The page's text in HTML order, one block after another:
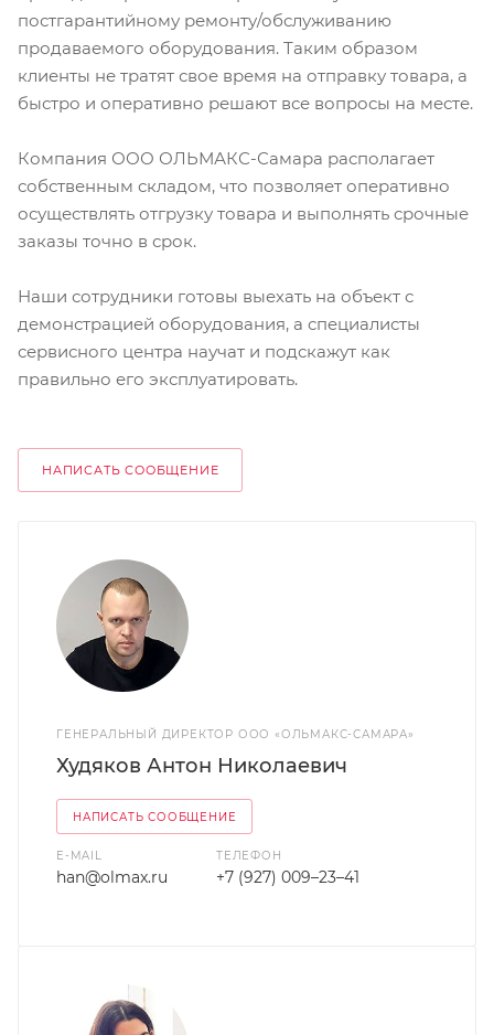
постгарантийному ремонту/обслуживанию
продаваемого оборудования. Таким образом
клиенты не тратят свое время на отправку товара, а
быстро и оперативно решают все вопросы на месте.
Компания ООО ОЛЬМАКС-Самара располагает
собственным складом, что позволяет оперативно
осуществлять отгрузку товара и выполнять срочные
заказы точно в срок.
Наши сотрудники готовы выехать на объект с
демонстрацией оборудования, а специалисты
сервисного центра научат и подскажут как
правильно его эксплуатировать.
НАПИСАТЬ СООБЩЕНИЕ
ГЕНЕРАЛЬНЫЙ ДИРЕКТОР ООО «ОЛЬМАКС-САМАРА»
Худяков Антон Николаевич
НАПИСАТЬ СООБЩЕНИЕ
E-MAIL
han@olmax.ru
ТЕЛЕФОН
+7 (927) 009–23–41